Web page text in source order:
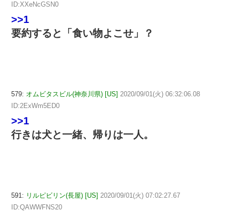
ID:XXeNcGSN0
>>1
要約すると「食い物よこせ」？
579: オムビタスビル(神奈川県) [US] 2020/09/01(火) 06:32:06.08
ID:2ExWm5ED0
>>1
行きは犬と一緒、帰りは一人。
591: リルピビリン(長屋) [US] 2020/09/01(火) 07:02:27.67
ID:QAWWFNS20